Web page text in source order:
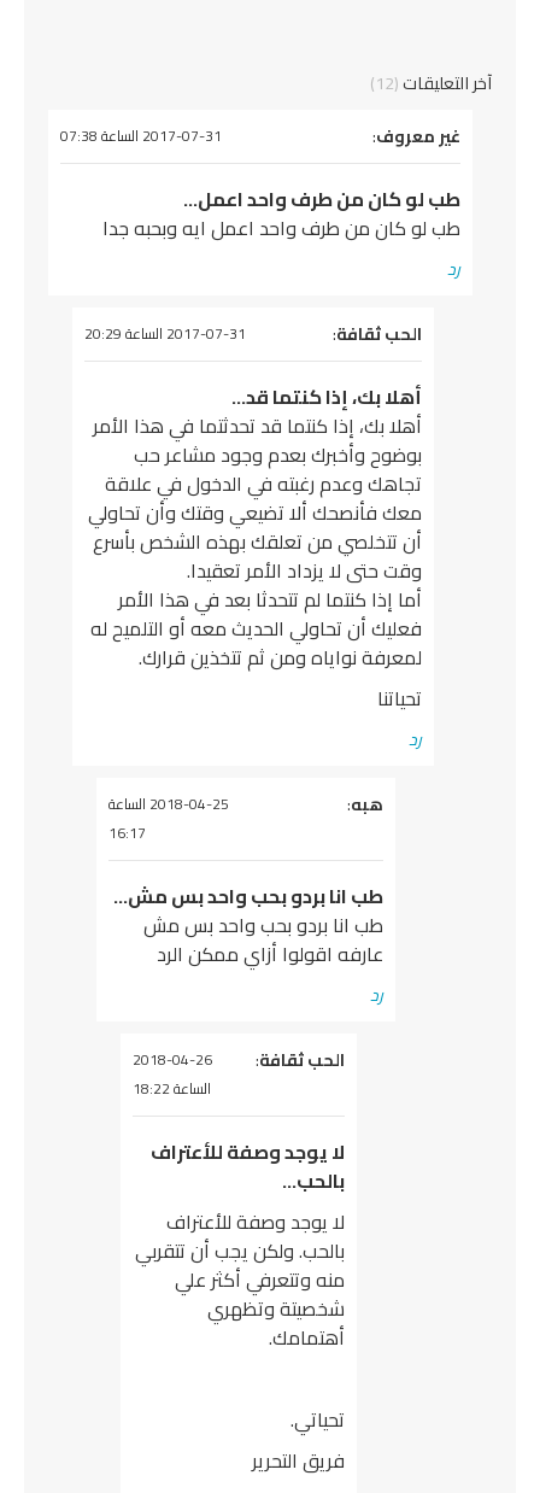
التعليقات(12)
غير معروف: 2017-07-31 الساعة 07:38
طب لو كان من طرف واحد اعمل…
طب لو كان من طرف واحد اعمل ايه وبحبه جدا
الحب ثقافة: 2017-07-31 الساعة 20:29
أهلا بك، إذا كنتما قد…
أهلا بك، إذا كنتما قد تحدثتما في هذا الأمر
بوضوح وأخبرك بعدم وجود مشاعر حب
تجاهك وعدم رغبته في الدخول في علاقة
معك فأنصحك ألا تضيعي وقتك وأن تحاولي
أن تتخلصي من تعلقك بهذه الشخص بأسرع
وقت حتى لا يزداد الأمر تعقيدا.
أما إذا كنتما لم تتحدثا بعد في هذا الأمر
فعليك أن تحاولي الحديث معه أو التلميح له
لمعرفة نواياه ومن ثم تتخذين قرارك.
2018-04-25 الساعة
طب انا بردو بحب واحد بس مش…
طب انا بردو بحب واحد بس مش
عارفه اقولوا أزاي ممكن الرد
الحب ثقافة:
2018-04-26
لا يوجد وصفة للأعتراف
بالحب…
لا يوجد وصفة للأعتراف
بالحب. ولكن يجب أن تتقربي
منه وتتعرفي أكثر علي
شخصيتة وتظهري
أهتمامك.
تحياتي.
فريق التحرير